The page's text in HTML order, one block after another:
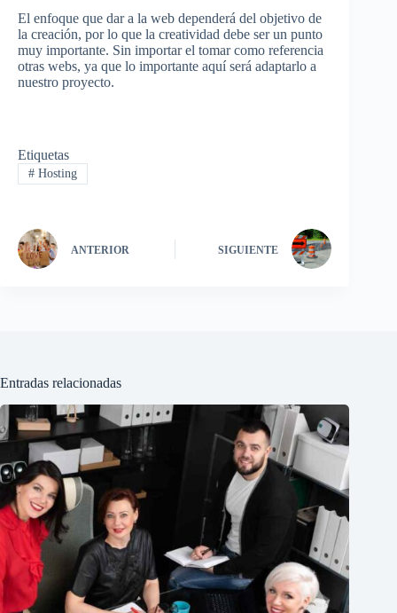
El enfoque que dar a la web dependerá del objetivo de
la creación, por lo que la creatividad debe ser un punto
muy importante. Sin importar el tomar como referencia
otras webs, ya que lo importante aquí será adaptarlo a
nuestro proyecto.
Etiquetas
#Hosting
ANTERIOR SIGUIENTE
Entradas relacionadas